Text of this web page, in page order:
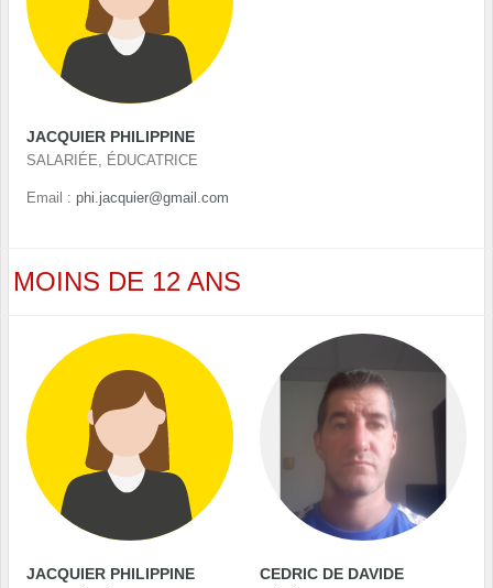
JACQUIER PHILIPPINE
SALARIÉE, ÉDUCATRICE
Email : phi.jacquier@gmail.com
MOINS DE 12 ANS
JACQUIER PHILIPPINE CEDRIC DE DAVIDE